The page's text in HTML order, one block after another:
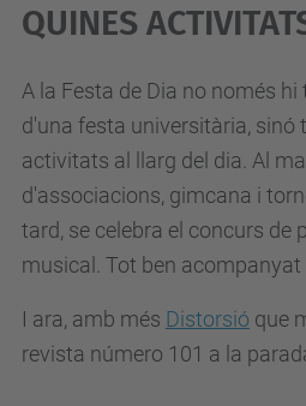
/
a
/
e
s
d
e
v
e
QUINES
A la Festa de Dia no només
d'una festa universitària, sinó
activitats al llarg del dia. Al
d'associacions, gimcana i
tard, se celebra el concurs de
musical. Tot ben acompanyat
I ara, amb més Distorsió que
revista número 101 a la